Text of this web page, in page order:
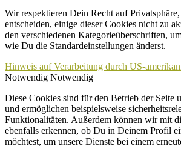
Wir respektieren Dein Recht auf
entscheiden, einige dieser Cookies nicht zu
den verschiedenen Kategorieüberschriften,
wie Du die Standardeinstellungen änderst.
Hinweis auf Verarbeitung durch US-
Notwendig Notwendig
Diese Cookies sind für den Betrieb der Seite
und ermöglichen beispielsweise
Funktionalitäten. Außerdem können wir mit
ebenfalls erkennen, ob Du in Deinem Profil
möchtest, um unsere Dienste bei einem